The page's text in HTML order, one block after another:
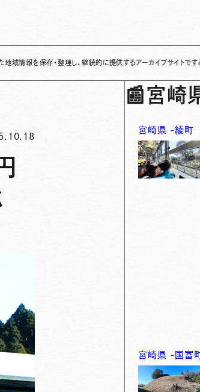
存・整理し、継続的に提供するアーカイブサイトです✌ 「Locon
📰宮崎
宮崎県 -綾町
宮崎県 - 国富